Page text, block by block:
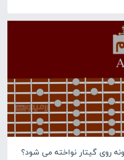
روی گیتار نواخته می شود؟